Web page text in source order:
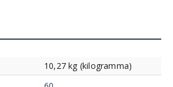
10,27 kg (kilogramma)